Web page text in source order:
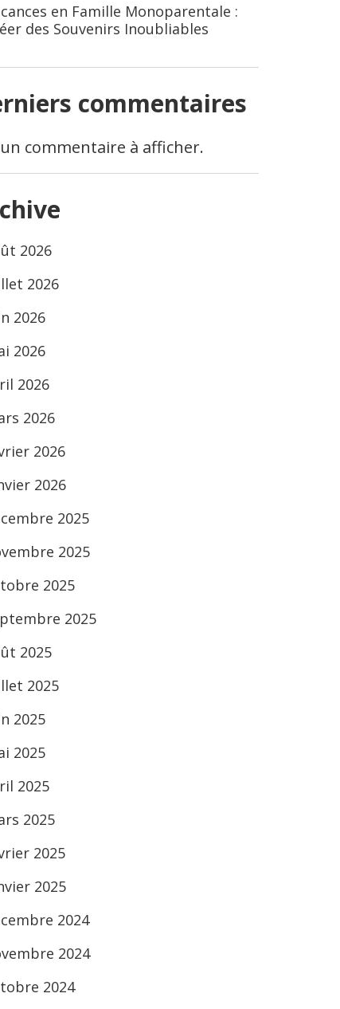
en Famille Monoparentale :
des Souvenirs Inoubliables
commentaires
commentaire à afficher.
2026
2026
2026
2026
2026
2026
2026
2026
2025
2025
2025
2025
2025
2025
2025
2025
2025
2025
2025
2025
2024
2024
2024